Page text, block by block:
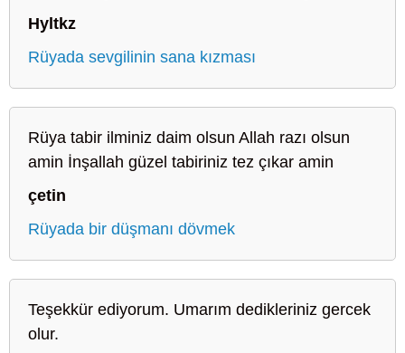
Hyltkz
Rüyada sevgilinin sana kızması
Rüya tabir ilminiz daim olsun Allah razı olsun
amin İnşallah güzel tabiriniz tez çıkar amin
çetin
Rüyada bir düşmanı dövmek
Teşekkür ediyorum. Umarım dedikleriniz gercek
olur.